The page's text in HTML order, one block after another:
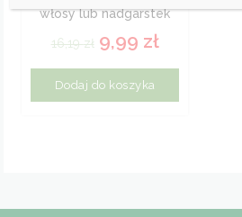
włosy lub nadgarstek
16,19zł 9,99 zł
Dodaj do koszyka